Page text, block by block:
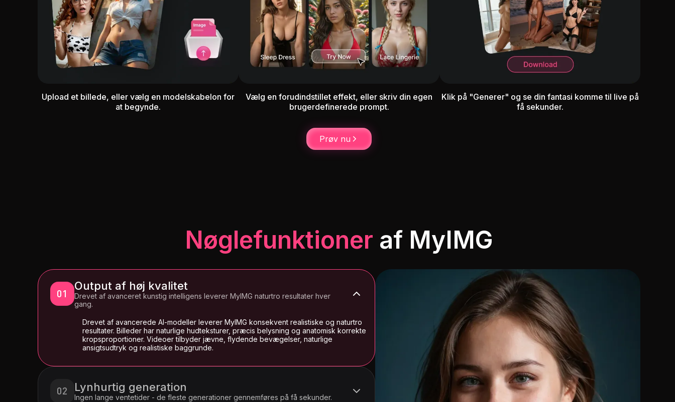
Dogeza Sexet tunge ud Julekjole
Blinkende bryster
Upload et billede, eller vælg en modelskabelon for
at begynde.
Vælg en forudindstillet effekt, eller skriv din egen
brugerdefinerede prompt.
Klik på "Generer" og se din fantasi komme til live på
få sekunder.
Prøv nu
Nøglefunktioner af MyIMG
Output af høj kvalitet
Drevet af avanceret kunstig intelligens leverer MyIMG naturtro resultater hver
gang.
Drevet af avancerede AI-modeller leverer MyIMG konsekvent realistiske og naturtro
resultater. Billeder har naturlige hudteksturer, præcis belysning og anatomisk korrekte
kropsproportioner. Videoer tilbyder jævne, flydende bevægelser, naturlige
ansigtsudtryk og realistiske baggrunde.
Lynhurtig generation
Ingen lange ventetider - de fleste generationer gennemføres på få sekunder.